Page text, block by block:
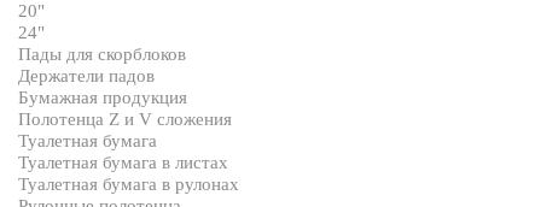
20"
24"
Пады для скорблоков
Держатели падов
Бумажная продукция
Полотенца Z и V сложения
Туалетная бумага
Туалетная бумага в листах
Туалетная бумага в рулонах